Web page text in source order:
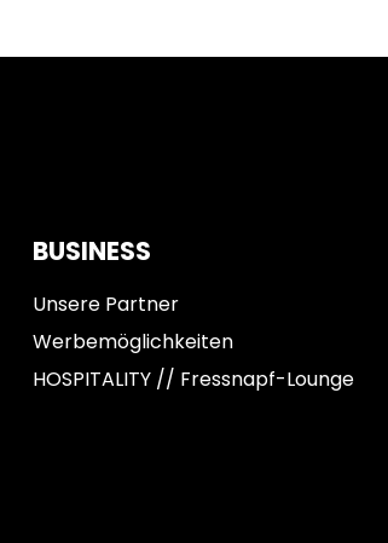
BUSINESS
Unsere Partner
Werbemöglichkeiten
HOSPITALITY // Fressnapf-Lounge